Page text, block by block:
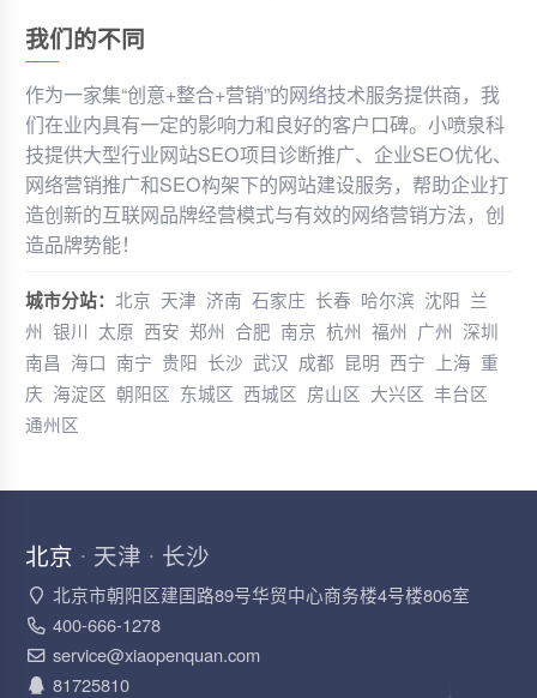
我们的不同
作为一家集“创意+整合+营销”的网络技术服务提供商，我
们在业内具有一定的影响力和良好的客户口碑。小喷泉科
技提供大型行业网站SEO项目诊断推广、企业SEO优化、
网络营销推广和SEO构架下的网站建设服务，帮助企业打
造创新的互联网品牌经营模式与有效的网络营销方法，创
造品牌势能！
城市分站： 北京 天津 济南 石家庄 长春 哈尔滨 沈阳 兰
州 银川 太原 西安 郑州 合肥 南京 杭州 福州 广州 深圳
南昌 海口 南宁 贵阳 长沙 武汉 成都 昆明 西宁 上海 重
庆 海淀区 朝阳区 东城区 西城区 房山区 大兴区 丰台区
通州区
北京 · 天津 · 长沙
北京市朝阳区建国路89号华贸中心商务楼4号楼806室
400-666-1278
service@xiaopenquan.com
81725810